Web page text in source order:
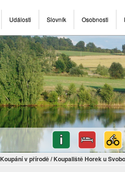
Události Slovník Osobnosti
Koupání v přírodě/ Koupaliště Horek u